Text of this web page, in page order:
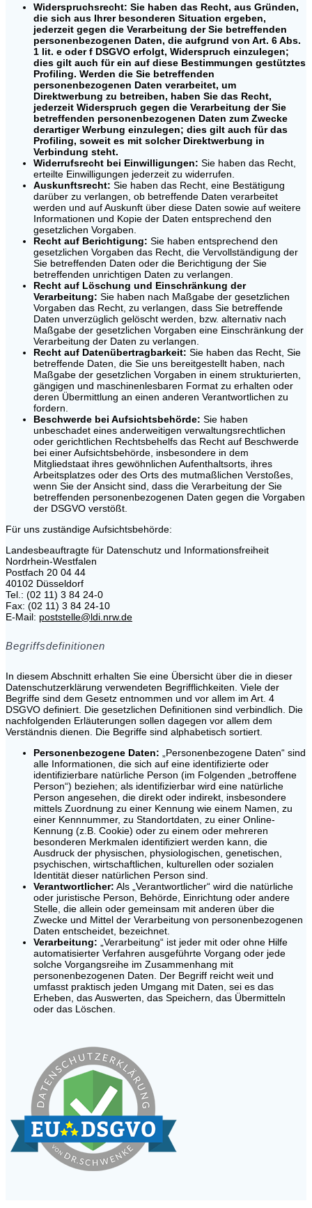
Widerspruchsrecht: Sie haben das Recht, aus Gründen,
die sich aus Ihrer besonderen Situation ergeben,
jederzeit gegen die Verarbeitung der Sie betreffenden
personenbezogenen Daten, die aufgrund von Art. 6 Abs.
1 lit. e oder f DSGVO erfolgt, Widerspruch einzulegen;
dies gilt auch für ein auf diese Bestimmungen gestütztes
Profiling. Werden die Sie betreffenden
personenbezogenen Daten verarbeitet, um
Direktwerbung zu betreiben, haben Sie das Recht,
jederzeit Widerspruch gegen die Verarbeitung der Sie
betreffenden personenbezogenen Daten zum Zwecke
derartiger Werbung einzulegen; dies gilt auch für das
Profiling, soweit es mit solcher Direktwerbung in
Verbindung steht.
Widerrufsrecht bei Einwilligungen: Sie haben das Recht,
erteilte Einwilligungen jederzeit zu widerrufen.
Auskunftsrecht: Sie haben das Recht, eine Bestätigung
darüber zu verlangen, ob betreffende Daten verarbeitet
werden und auf Auskunft über diese Daten sowie auf weitere
Informationen und Kopie der Daten entsprechend den
gesetzlichen Vorgaben.
Recht auf Berichtigung: Sie haben entsprechend den
gesetzlichen Vorgaben das Recht, die Vervollständigung der
Sie betreffenden Daten oder die Berichtigung der Sie
betreffenden unrichtigen Daten zu verlangen.
Recht auf Löschung und Einschränkung der
Verarbeitung: Sie haben nach Maßgabe der gesetzlichen
Vorgaben das Recht, zu verlangen, dass Sie betreffende
Daten unverzüglich gelöscht werden, bzw. alternativ nach
Maßgabe der gesetzlichen Vorgaben eine Einschränkung der
Verarbeitung der Daten zu verlangen.
Recht auf Datenübertragbarkeit: Sie haben das Recht, Sie
betreffende Daten, die Sie uns bereitgestellt haben, nach
Maßgabe der gesetzlichen Vorgaben in einem strukturierten,
gängigen und maschinenlesbaren Format zu erhalten oder
deren Übermittlung an einen anderen Verantwortlichen zu
fordern.
Beschwerde bei Aufsichtsbehörde: Sie haben
unbeschadet eines anderweitigen verwaltungsrechtlichen
oder gerichtlichen Rechtsbehelfs das Recht auf Beschwerde
bei einer Aufsichtsbehörde, insbesondere in dem
Mitgliedstaat ihres gewöhnlichen Aufenthaltsorts, ihres
Arbeitsplatzes oder des Orts des mutmaßlichen Verstoßes,
wenn Sie der Ansicht sind, dass die Verarbeitung der Sie
betreffenden personenbezogenen Daten gegen die Vorgaben
der DSGVO verstößt.
Für uns zuständige Aufsichtsbehörde:
Landesbeauftragte für Datenschutz und Informationsfreiheit
Nordrhein-Westfalen
Postfach 20 04 44
40102 Düsseldorf
Tel.: (02 11) 3 84 24-0
Fax: (02 11) 3 84 24-10
E-Mail: poststelle@ldi.nrw.de
Begriffsdefinitionen
In diesem Abschnitt erhalten Sie eine Übersicht über die in dieser
Datenschutzerklärung verwendeten Begrifflichkeiten. Viele der
Begriffe sind dem Gesetz entnommen und vor allem im Art. 4
DSGVO definiert. Die gesetzlichen Definitionen sind verbindlich. Die
nachfolgenden Erläuterungen sollen dagegen vor allem dem
Verständnis dienen. Die Begriffe sind alphabetisch sortiert.
Personenbezogene Daten: „Personenbezogene Daten“ sind
alle Informationen, die sich auf eine identifizierte oder
identifizierbare natürliche Person (im Folgenden „betroffene
Person“) beziehen; als identifizierbar wird eine natürliche
Person angesehen, die direkt oder indirekt, insbesondere
mittels Zuordnung zu einer Kennung wie einem Namen, zu
einer Kennnummer, zu Standortdaten, zu einer Online-
Kennung (z.B. Cookie) oder zu einem oder mehreren
besonderen Merkmalen identifiziert werden kann, die
Ausdruck der physischen, physiologischen, genetischen,
psychischen, wirtschaftlichen, kulturellen oder sozialen
Identität dieser natürlichen Person sind.
Verantwortlicher: Als „Verantwortlicher“ wird die natürliche
oder juristische Person, Behörde, Einrichtung oder andere
Stelle, die allein oder gemeinsam mit anderen über die
Zwecke und Mittel der Verarbeitung von personenbezogenen
Daten entscheidet, bezeichnet.
Verarbeitung: „Verarbeitung“ ist jeder mit oder ohne Hilfe
automatisierter Verfahren ausgeführte Vorgang oder jede
solche Vorgangsreihe im Zusammenhang mit
personenbezogenen Daten. Der Begriff reicht weit und
umfasst praktisch jeden Umgang mit Daten, sei es das
Erheben, das Auswerten, das Speichern, das Übermitteln
oder das Löschen.